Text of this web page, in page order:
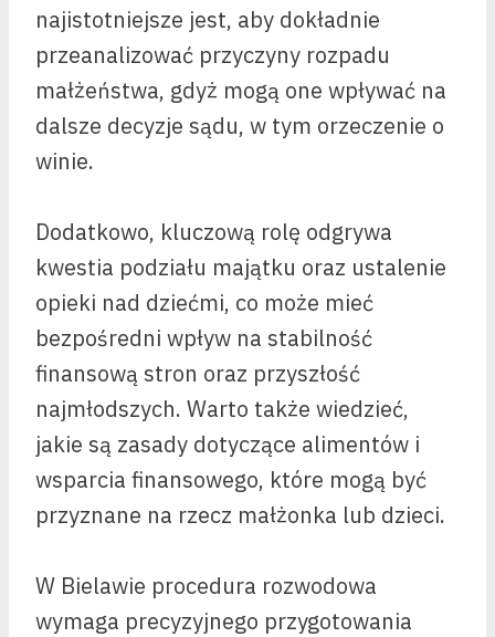
najistotniejsze jest, aby dokładnie
przeanalizować przyczyny rozpadu
małżeństwa, gdyż mogą one wpływać na
dalsze decyzje sądu, w tym orzeczenie o
winie.
Dodatkowo, kluczową rolę odgrywa
kwestia podziału majątku oraz ustalenie
opieki nad dziećmi, co może mieć
bezpośredni wpływ na stabilność
finansową stron oraz przyszłość
najmłodszych. Warto także wiedzieć,
jakie są zasady dotyczące alimentów i
wsparcia finansowego, które mogą być
przyznane na rzecz małżonka lub dzieci.
W Bielawie procedura rozwodowa
wymaga precyzyjnego przygotowania